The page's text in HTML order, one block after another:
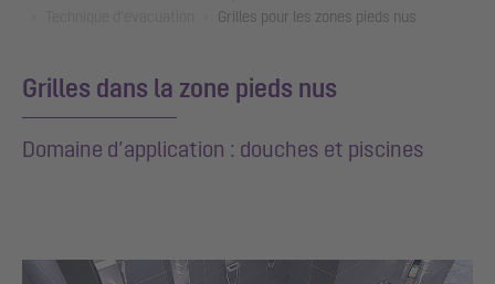
Grilles pour les zones pieds nus
Grilles dans la zone pieds nus
Domaine d’application : douches et piscines